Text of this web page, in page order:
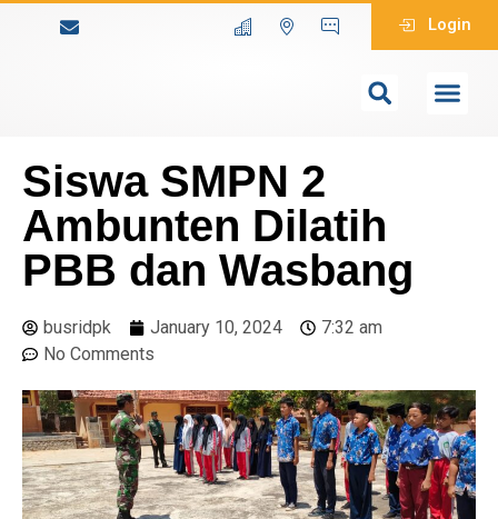
Login
Siswa SMPN 2
Ambunten Dilatih
PBB dan Wasbang
busridpk January 10, 2024
7:32 am
No Comments